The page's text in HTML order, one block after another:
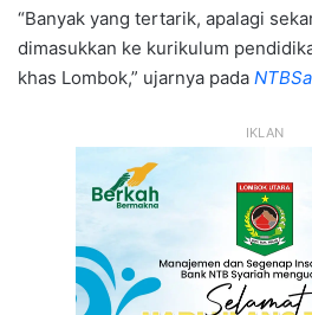
“Banyak yang tertarik, apalagi
dimasukkan ke kurikulum
khas Lombok,” ujarnya pada
IKLAN